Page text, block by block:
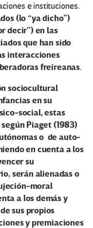
e instituciones.
(lo “ya dicho”)
decir”) en las
que han sido
interacciones
freireanas.
sociocultural
en su
social, estas
Piaget (1983)
o de auto-
en cuenta a los
su
serán alienadas o
moral
a los demás y
sus propios
y premiaciones